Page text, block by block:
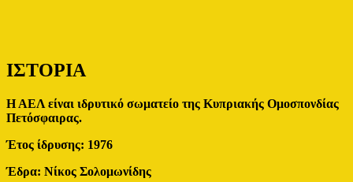
ΙΣΤΟΡΙΑ
Η ΑΕΛ είναι ιδρυτικό σωματείο της Κυπριακής Ομοσπονδίας
Πετόσφαιρας.
Έτος ίδρυσης: 1976
Έδρα: Νίκος Σολομωνίδης